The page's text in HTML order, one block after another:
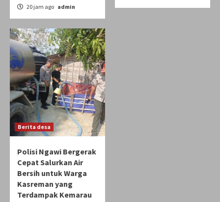
20 jam ago admin
Berita desa
Polisi Ngawi Bergerak
Cepat Salurkan Air
Bersih untuk Warga
Kasreman yang
Terdampak Kemarau